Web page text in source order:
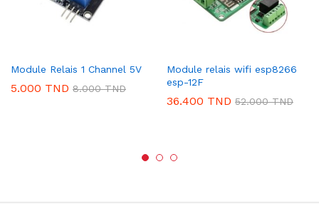
Module Relais 1 Channel 5V
5.000 TND 8.000TND
Module relais wifi esp8266
esp-12F
36.400 TND 52.000TND